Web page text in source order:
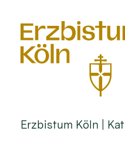
Erzbistum Köln |